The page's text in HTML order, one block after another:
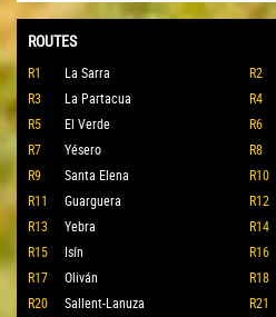
ROUTES
R1 La Sarra R2
R3
La Partacua R4
R5
El Verde R6
R7
Yésero R8
R9
Santa Elena R10
R11
Guarguera R12
R13
Yebra R14
R15
Isín R16
R17
Oliván R18
R20
Sallent-Lanuza R21